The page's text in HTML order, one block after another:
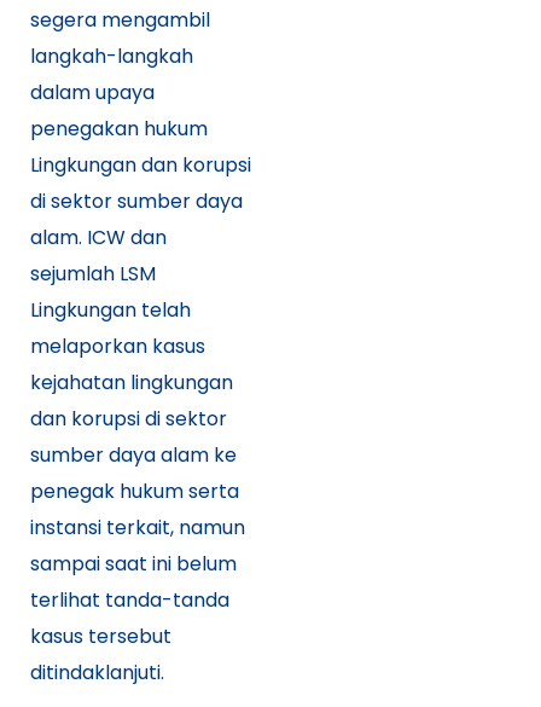
segera mengambil
langkah-langkah
dalam upaya
penegakan hukum
Lingkungan dan korupsi
di sektor sumber daya
alam. ICW dan
sejumlah LSM
Lingkungan telah
melaporkan kasus
kejahatan lingkungan
dan korupsi di sektor
sumber daya alam ke
penegak hukum serta
instansi terkait, namun
sampai saat ini belum
terlihat tanda-tanda
kasus tersebut
ditindaklanjuti.